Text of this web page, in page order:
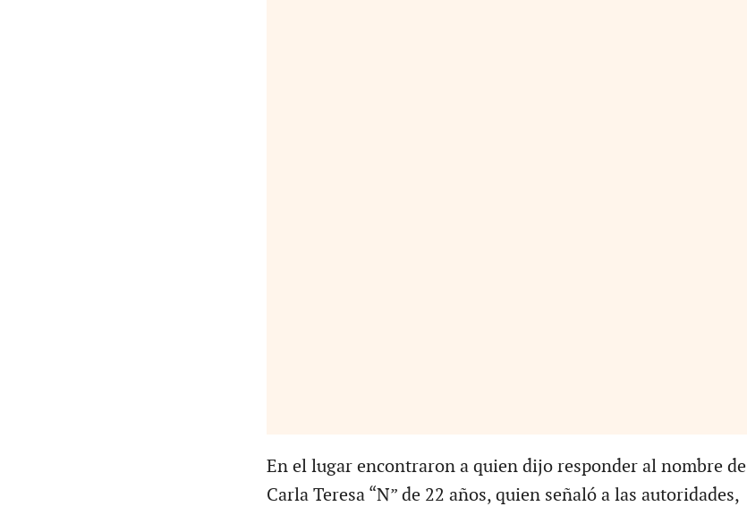
En el lugar encontraron a quien dijo responder al nombre de
Carla Teresa “N” de 22 años, quien señaló a las autoridades,